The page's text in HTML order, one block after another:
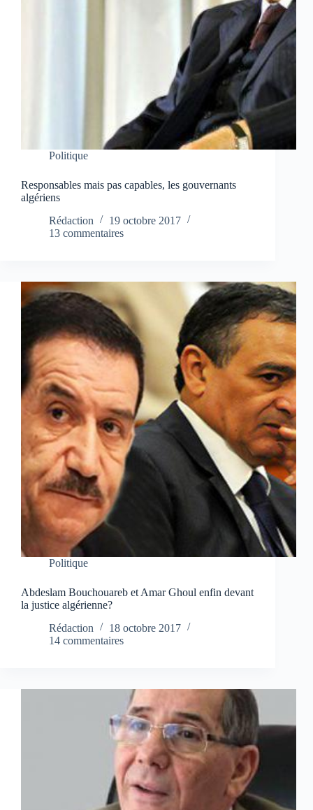
Politique
Responsables mais pas capables, les gouvernants
algériens
Rédaction
19 octobre 2017
13 commentaires
Politique
Abdeslam Bouchouareb et Amar Ghoul enfin devant
la justice algérienne?
Rédaction
18 octobre 2017
14 commentaires